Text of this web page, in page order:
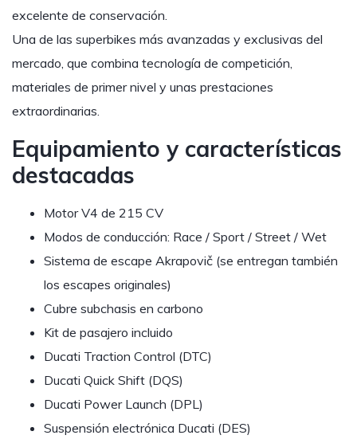
excelente de conservación.
Una de las superbikes más avanzadas y exclusivas del
mercado, que combina tecnología de competición,
materiales de primer nivel y unas prestaciones
extraordinarias.
Equipamiento y características
destacadas
Motor V4 de 215 CV
Modos de conducción: Race / Sport / Street / Wet
Sistema de escape Akrapovič (se entregan también
los escapes originales)
Cubre subchasis en carbono
Kit de pasajero incluido
Ducati Traction Control (DTC)
Ducati Quick Shift (DQS)
Ducati Power Launch (DPL)
Suspensión electrónica Ducati (DES)